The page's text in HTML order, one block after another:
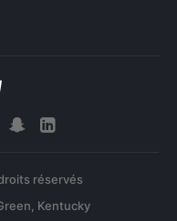
réservés